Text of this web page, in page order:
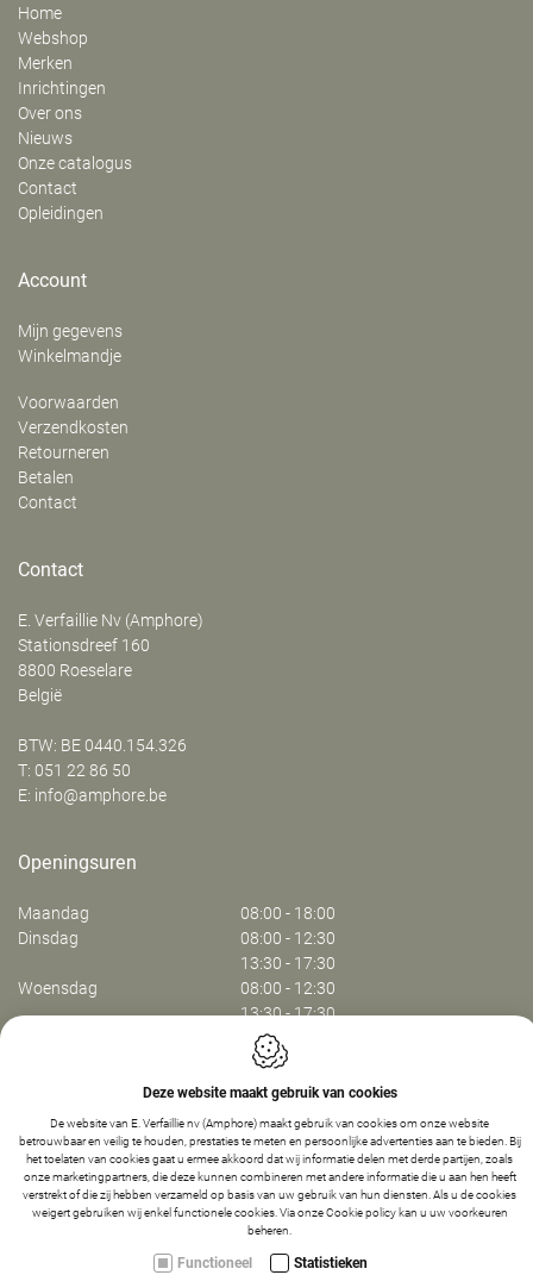
Home
Webshop
Merken
Inrichtingen
Over ons
Nieuws
Onze catalogus
Contact
Opleidingen
Account
Mijn gegevens
Winkelmandje
Voorwaarden
Verzendkosten
Retourneren
Betalen
Contact
Contact
E. Verfaillie Nv (Amphore)
‍Stationsdreef 160
8800 Roeselare
België
BTW: BE 0440.154.326
T: 051 22 86 50
E: info@amphore.be
Openingsuren
Maandag
08:00 - 18:00
Dinsdag
08:00 - 12:30
13:30 - 17:30
Woensdag
08:00 - 12:30
13:30 - 17:30
08:00 - 12:30
13:30 - 17:30
08:00 - 13:30
Webdesign by IDcreation 2024
Cookie policy
Privacy policy
Sitemap
Deze website maakt gebruik van cookies
De website van E. Verfaillie nv (Amphore) maakt gebruik van cookies om onze website
betrouwbaar en veilig te houden, prestaties te meten en persoonlijke advertenties aan te bieden. Bij
het toelaten van cookies gaat u ermee akkoord dat wij informatie delen met derde partijen, zoals
onze marketingpartners, die deze kunnen combineren met andere informatie die u aan hen heeft
verstrekt of die zij hebben verzameld op basis van uw gebruik van hun diensten. Als u de cookies
weigert gebruiken wij enkel functionele cookies. Via onzeCookie policykan u uw voorkeuren
beheren.
Functioneel Statistieken
IN WINKELMANDJE